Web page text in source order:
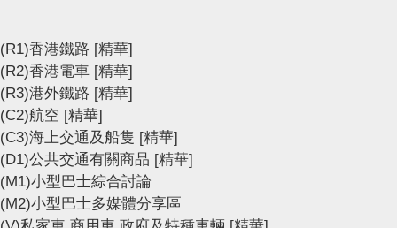
(R1)香港鐵路 [精華]
(R2)香港電車 [精華]
(R3)港外鐵路 [精華]
(C2)航空 [精華]
(C3)海上交通及船隻 [精華]
(D1)公共交通有關商品 [精華]
(M1)小型巴士綜合討論
(M2)小型巴士多媒體分享區